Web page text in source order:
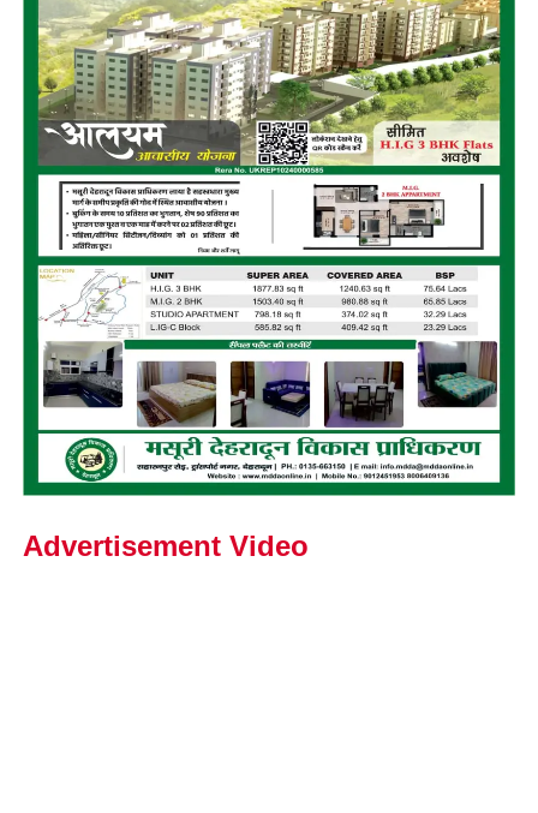
Advertisement Video